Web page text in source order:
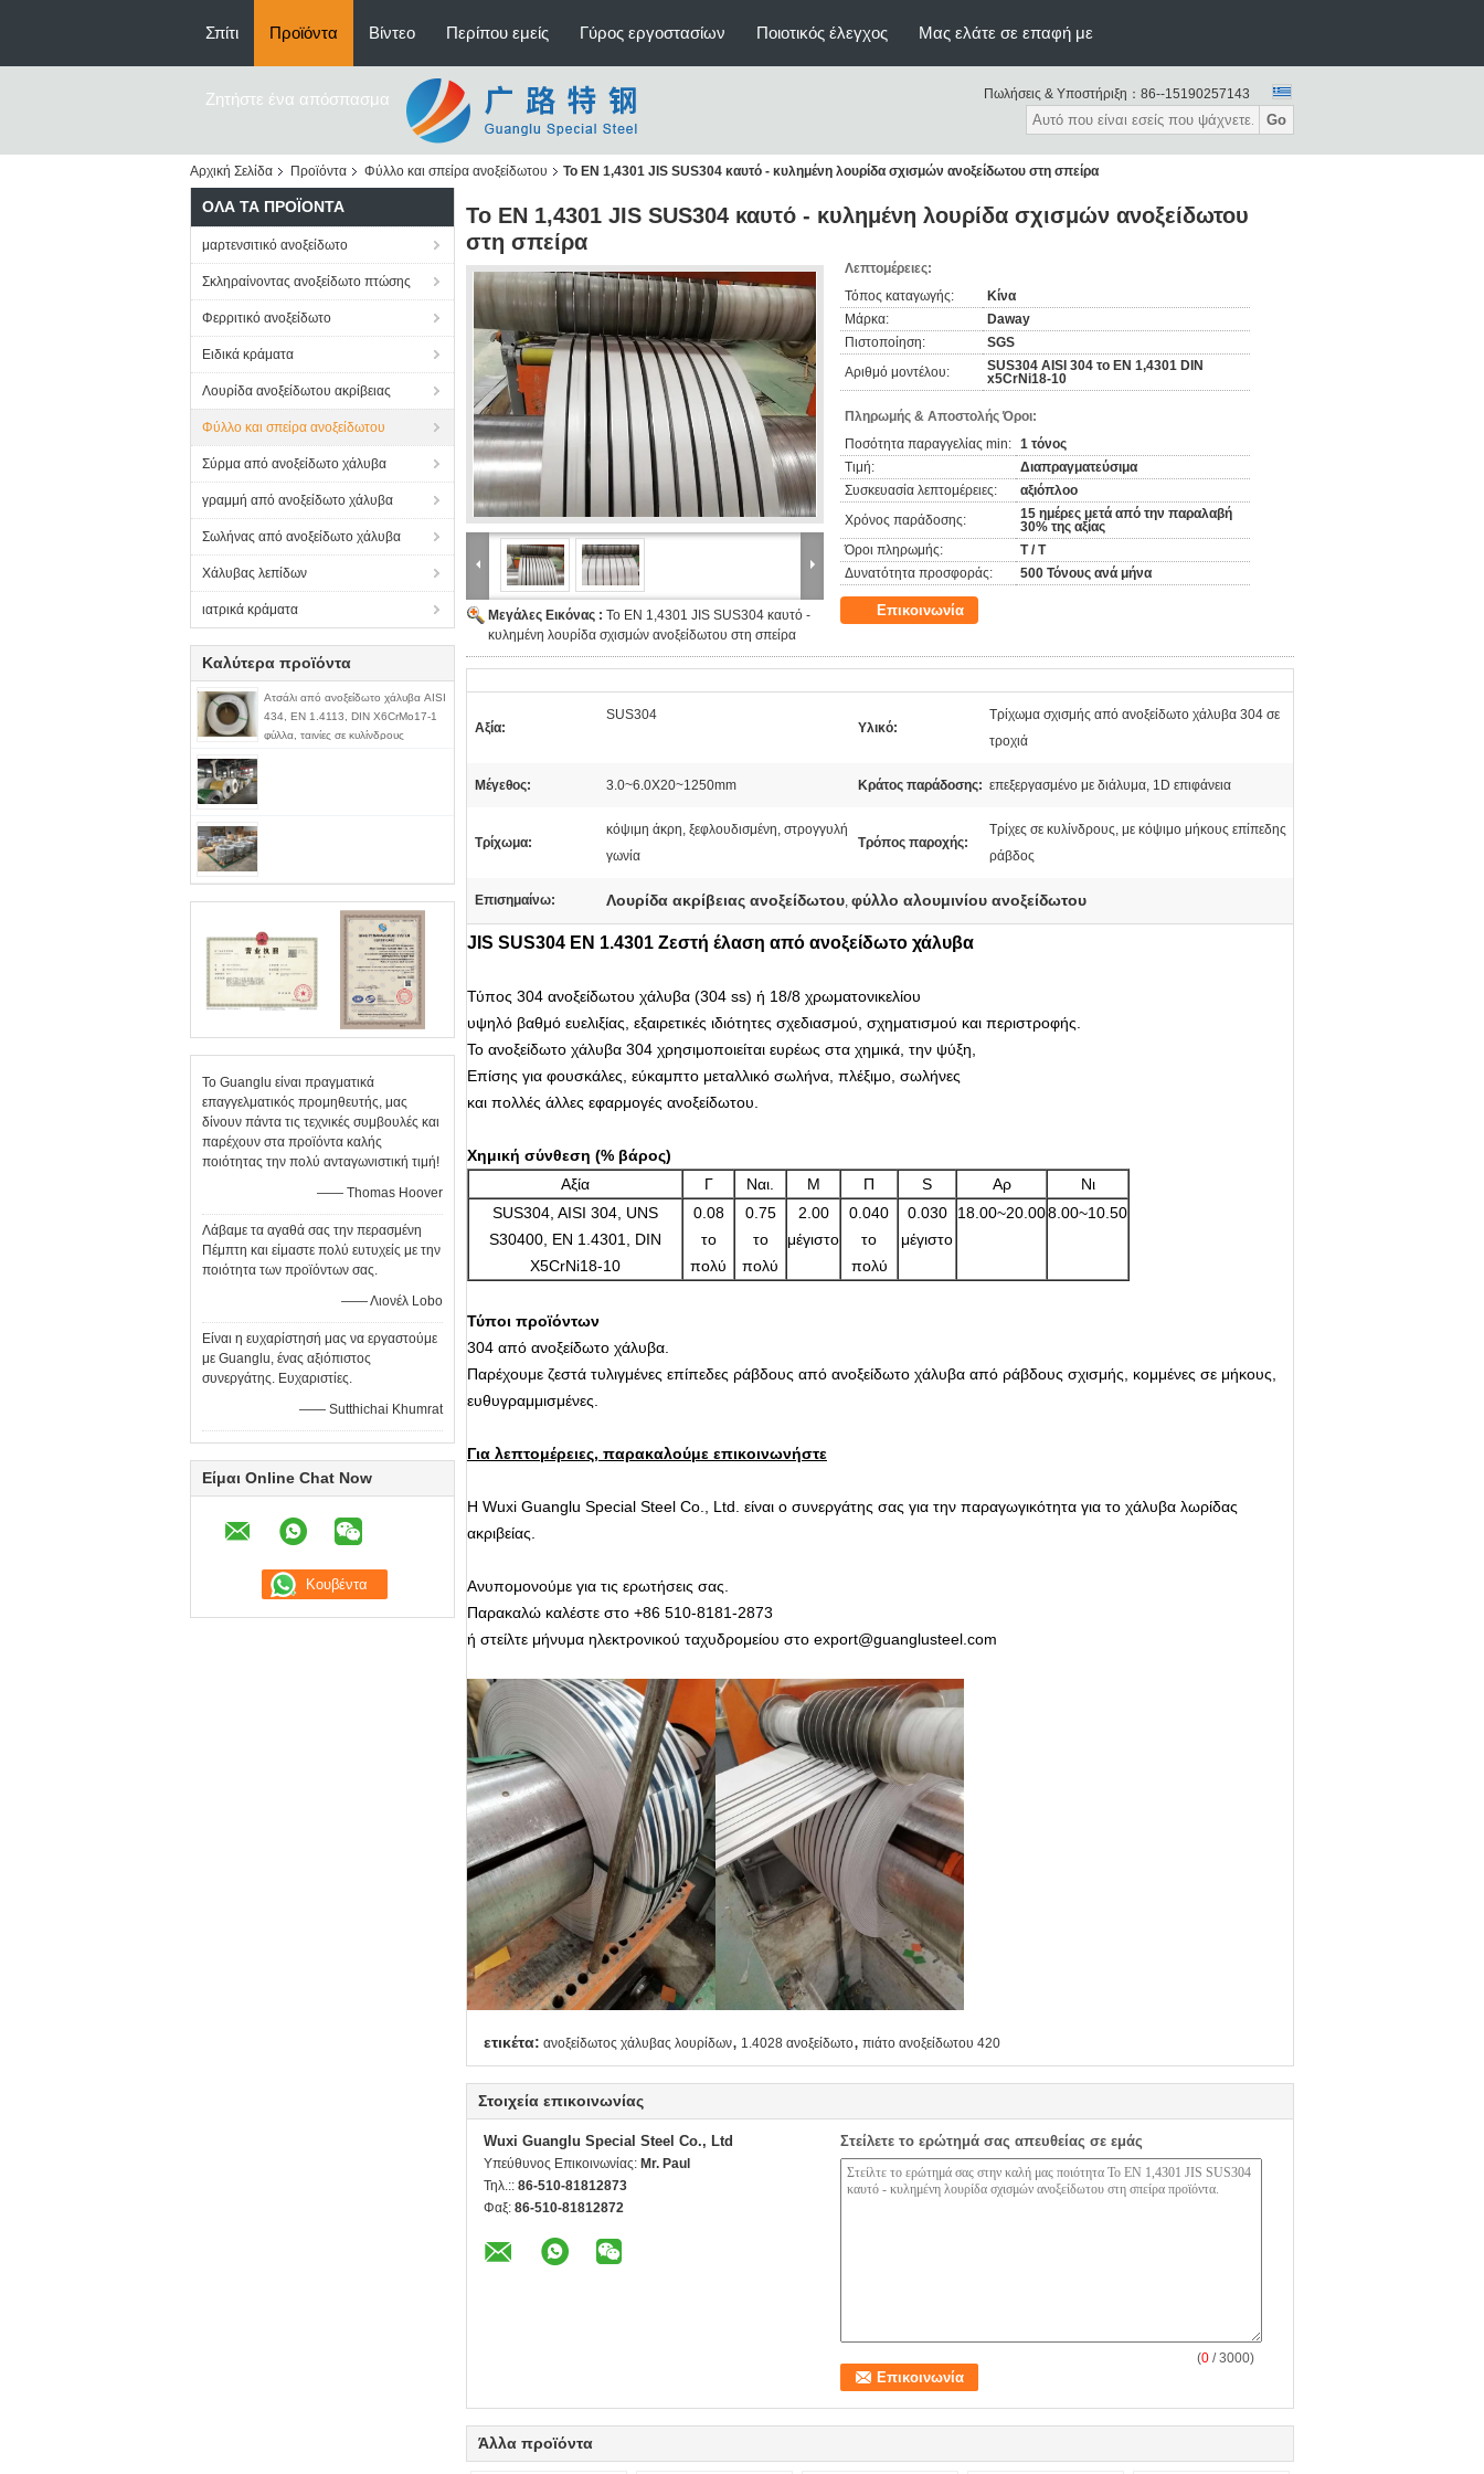
Σπίτι Προϊόντα Βίντεο Περίπου εμείς Γύρος εργοστασίων Ποιοτικός έλεγχος Μας ελάτε σε επαφή με
Ζητήστε ένα απόσπασμα Πωλήσεις & Υποστήριξη： 86--15190257143
Go
Αρχική Σελίδα Προϊόντα Φύλλο και σπείρα ανοξείδωτου Το EN 1,4301 JIS SUS304 καυτό - κυλημένη λουρίδα σχισμών ανοξείδωτου στη σπείρα
ΌΛΑ ΤΑ ΠΡΟΪΌΝΤΑ
μαρτενσιτικό ανοξείδωτο
Σκληραίνοντας ανοξείδωτο πτώσης
Φερριτικό ανοξείδωτο
Ειδικά κράματα
Λουρίδα ανοξείδωτου ακρίβειας
Φύλλο και σπείρα ανοξείδωτου
Σύρμα από ανοξείδωτο χάλυβα
γραμμή από ανοξείδωτο χάλυβα
Σωλήνας από ανοξείδωτο χάλυβα
Χάλυβας λεπίδων
ιατρικά κράματα
Καλύτερα προϊόντα
Ατσάλι από ανοξείδωτο χάλυβα AISI
434, EN 1.4113, DIN X6CrMo17-1
φύλλα, ταινίες σε κυλίνδρους
Το Guanglu είναι πραγματικά
επαγγελματικός προμηθευτής, μας
δίνουν πάντα τις τεχνικές συμβουλές και
παρέχουν στα προϊόντα καλής
ποιότητας την πολύ ανταγωνιστική τιμή!
—— Thomas Hoover
Λάβαμε τα αγαθά σας την περασμένη
Πέμπτη και είμαστε πολύ ευτυχείς με την
ποιότητα των προϊόντων σας.
—— Λιονέλ Lobo
Είναι η ευχαρίστησή μας να εργαστούμε
με Guanglu, ένας αξιόπιστος
συνεργάτης. Ευχαριστίες.
—— Sutthichai Khumrat
Είμαι Online Chat Now
Το EN 1,4301 JIS SUS304 καυτό - κυλημένη λουρίδα σχισμών ανοξείδωτου
στη σπείρα
Μεγάλες Εικόνας : Το EN 1,4301 JIS SUS304 καυτό -
κυλημένη λουρίδα σχισμών ανοξείδωτου στη σπείρα
Λεπτομέρειες:
Τόπος καταγωγής:
Κίνα
Μάρκα:
Daway
Πιστοποίηση:
SGS
Αριθμό μοντέλου:
SUS304 AISI 304 το EN 1,4301 DIN
x5CrNi18-10
Πληρωμής & Αποστολής Όροι:
Ποσότητα παραγγελίας min: 1 τόνος
Τιμή:
Διαπραγματεύσιμα
Συσκευασία λεπτομέρειες:
αξιόπλοο
Χρόνος παράδοσης:
15 ημέρες μετά από την παραλαβή
30% της αξίας
Όροι πληρωμής:
T / T
Δυνατότητα προσφοράς:
500 Τόνους ανά μήνα
Επικοινωνία
Αξία:
SUS304
Υλικό:
Τρίχωμα σχισμής από ανοξείδωτο χάλυβα 304 σε
τροχιά
Μέγεθος: 3.0~6.0X20~1250mm Κράτος παράδοσης: επεξεργασμένο με διάλυμα, 1D επιφάνεια
Τρίχωμα:
κόψιμη άκρη, ξεφλουδισμένη, στρογγυλή
γωνία
Τρόπος παροχής:
Τρίχες σε κυλίνδρους, με κόψιμο μήκους επίπεδης
ράβδος
Επισημαίνω: Λουρίδα ακρίβειας ανοξείδωτου, φύλλο αλουμινίου ανοξείδωτου
JIS SUS304 EN 1.4301 Ζεστή έλαση από ανοξείδωτο χάλυβα
Τύπος 304 ανοξείδωτου χάλυβα (304 ss) ή 18/8 χρωματονικελίου
υψηλό βαθμό ευελιξίας, εξαιρετικές ιδιότητες σχεδιασμού, σχηματισμού και περιστροφής.
Το ανοξείδωτο χάλυβα 304 χρησιμοποιείται ευρέως στα χημικά, την ψύξη,
Επίσης για φουσκάλες, εύκαμπτο μεταλλικό σωλήνα, πλέξιμο, σωλήνες
και πολλές άλλες εφαρμογές ανοξείδωτου.
Χημική σύνθεση (% βάρος)
Αξία
Γ Ναι. Μ Π S Αρ
Νι
SUS304, AISI 304, UNS
S30400, EN 1.4301, DIN
X5CrNi18-10
0.08
το
πολύ
0.75
το
πολύ
2.00
μέγιστο
0.040
το
πολύ
0.030
μέγιστο
18.00~20.008.00~10.50
Τύποι προϊόντων
304 από ανοξείδωτο χάλυβα.
Παρέχουμε ζεστά τυλιγμένες επίπεδες ράβδους από ανοξείδωτο χάλυβα από ράβδους σχισμής, κομμένες σε μήκους,
ευθυγραμμισμένες.
Για λεπτομέρειες, παρακαλούμε επικοινωνήστε
Η Wuxi Guanglu Special Steel Co., Ltd. είναι ο συνεργάτης σας για την παραγωγικότητα για το χάλυβα λωρίδας
ακριβείας.
Ανυπομονούμε για τις ερωτήσεις σας.
Παρακαλώ καλέστε στο +86 510-8181-2873
ή στείλτε μήνυμα ηλεκτρονικού ταχυδρομείου στο export@guanglusteel.com
ετικέτα: ανοξείδωτος χάλυβας λουρίδων, 1.4028 ανοξείδωτο, πιάτο ανοξείδωτου 420
Στοιχεία επικοινωνίας
Wuxi Guanglu Special Steel Co., Ltd
Υπεύθυνος Επικοινωνίας: Mr. Paul
Τηλ.:: 86-510-81812873
Φαξ: 86-510-81812872
Στείλετε το ερώτημά σας απευθείας σε εμάς
(0 / 3000)
Άλλα προϊόντα